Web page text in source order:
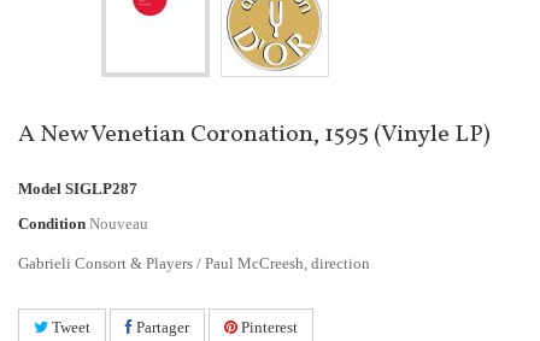
A New Venetian Coronation, 1595 (Vinyle LP)
Model SIGLP287
Condition Nouveau
Gabrieli Consort & Players / Paul McCreesh, direction
Tweet Partager Pinterest